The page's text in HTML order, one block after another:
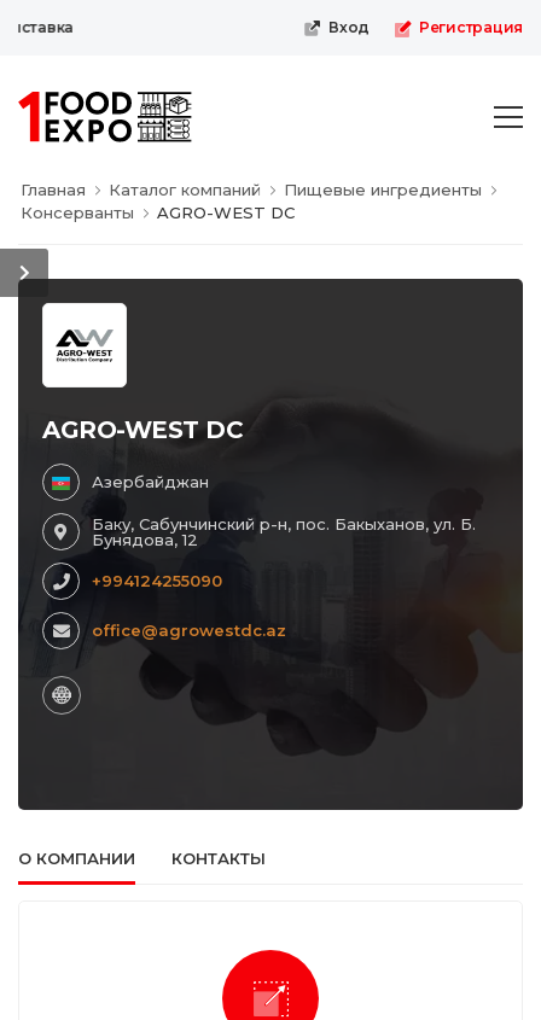
Вход Регистрация
Главная Каталог компаний
Пищевые ингредиенты
Консерванты
AGRO-WEST DC
AGRO-WEST DC
Азербайджан
Баку, Сабунчинский р-н, пос. Бакыханов, ул. Б.
Бунядова, 12
+994124255090
office@agrowestdc.az
О КОМПАНИИ КОНТАКТЫ